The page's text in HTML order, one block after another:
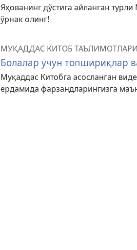
Яҳованинг дўстига айланган
ўрнак олинг!
МУҚАДДАС КИТОБ ТАЪЛИМОТЛАРИ
Болалар учун топшириқлар
Муқаддас Китобга асосланган
ёрдамида фарзандларингизга